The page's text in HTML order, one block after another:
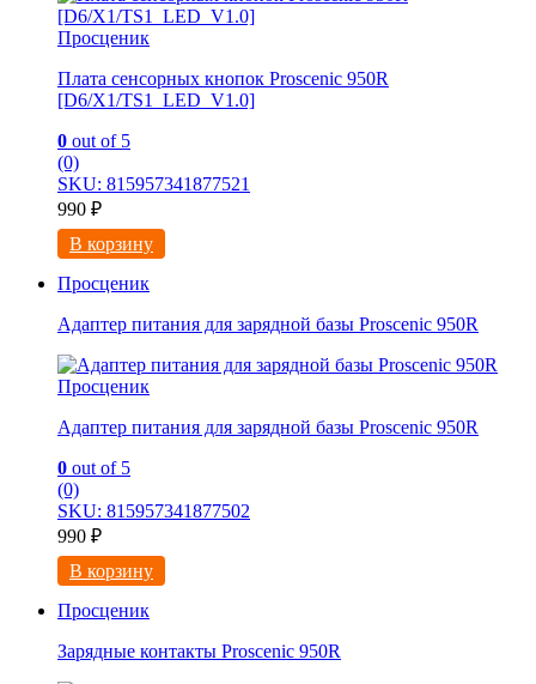
Просценик
Плата сенсорных кнопок Proscenic 950R
[D6/X1/TS1_LED_V1.0]
0 out of 5
(0)
SKU: 815957341877521
990 ₽
В корзину
Просценик
Адаптер питания для зарядной базы Proscenic 950R
Просценик
Адаптер питания для зарядной базы Proscenic 950R
0 out of 5
(0)
SKU: 815957341877502
990 ₽
В корзину
Просценик
Зарядные контакты Proscenic 950R